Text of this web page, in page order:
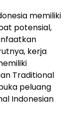
memiliki
potensial,
kerja
Traditional
peluang
Indonesian